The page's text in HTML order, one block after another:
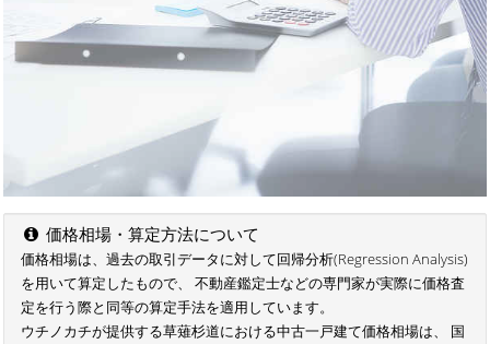
価格相場・算定方法について
価格相場は、過去の取引データに対して回帰分析(Regression Analysis)
を用いて算定したもので、 不動産鑑定士などの専門家が実際に価格査
定を行う際と同等の算定手法を適用しています。
ウチノカチが提供する草薙杉道における中古一戸建て価格相場は、 国